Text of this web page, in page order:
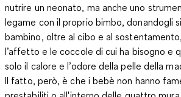
nutrire un neonato, ma anche uno
legame con il proprio bimbo, donandogli
bambino, oltre al cibo e al
l’affetto e le coccole di cui ha bisogno e
solo il calore e l’odore della pelle della
Il fatto, però, è che i bebè non hanno